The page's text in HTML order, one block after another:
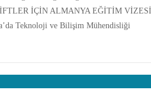
İÇİN ALMANYA EĞİTİM VİZESİ
Teknoloji ve Bilişim Mühendisliği